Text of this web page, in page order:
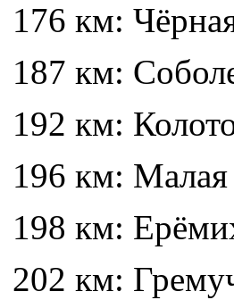
176 км:
187 км:
192 км:
196 км: Малая
198 км:
202 км: